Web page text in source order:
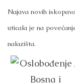
Najava novih
uticala je na
nalazišta.